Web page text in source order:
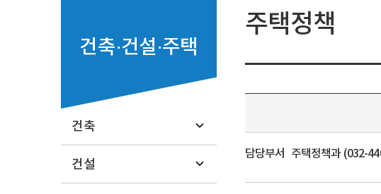
건축·건설·주택
건축
건설
주택정책
담당부서 주택정책과 (032-